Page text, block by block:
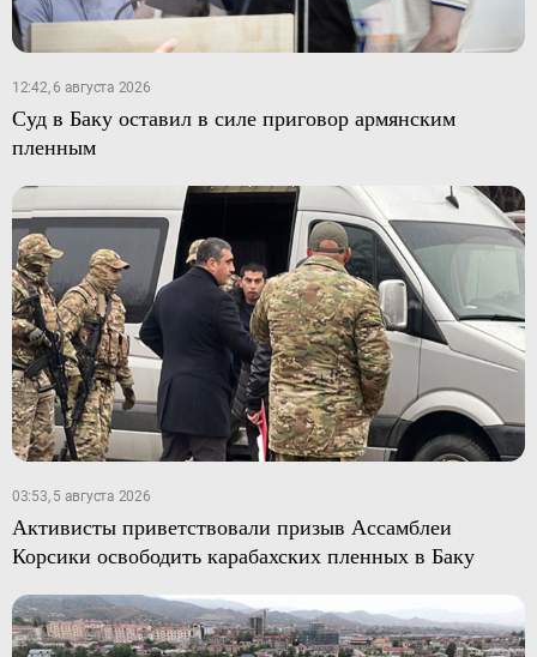
12:42, 6 августа 2026
Суд в Баку оставил в силе приговор армянским
пленным
03:53, 5 августа 2026
Активисты приветствовали призыв Ассамблеи
Корсики освободить карабахских пленных в Баку